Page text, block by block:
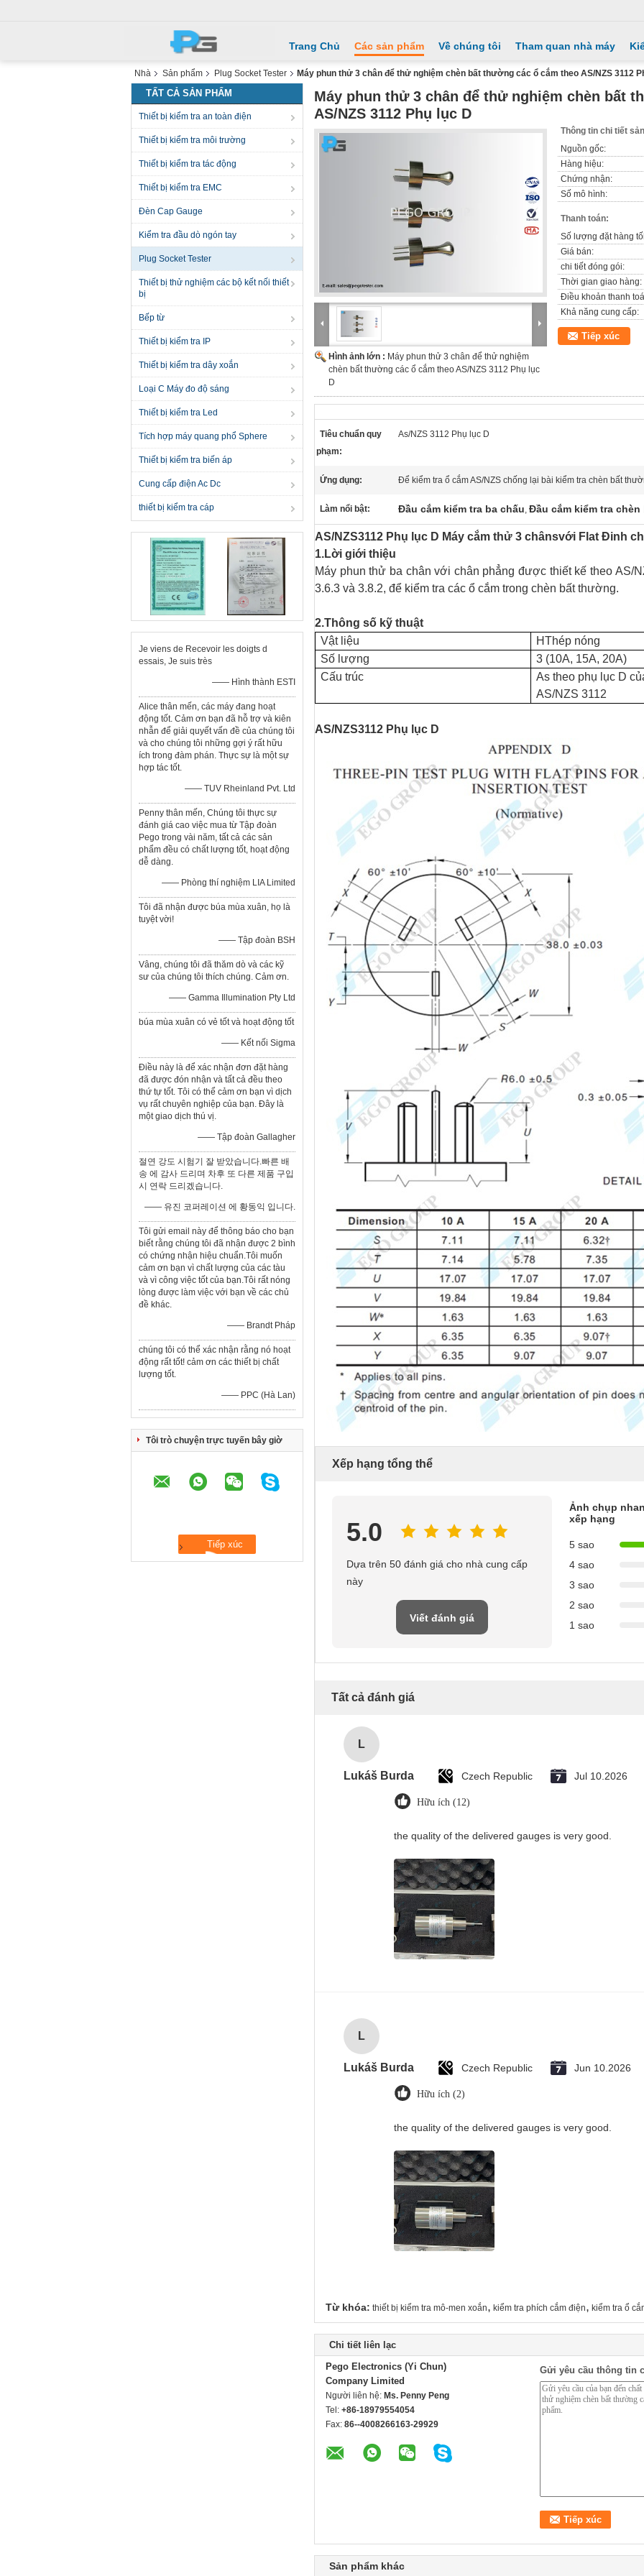
Trang Chủ Các sản phẩm Về chúng tôi Tham quan nhà máy
Nhà Sản phẩm Plug Socket Tester Máy phun thử 3 chân để thử nghiệm chèn bất thường các ổ cắm theo AS/NZS 3112
TẤT CẢ SẢN PHẨM
Thiết bị kiểm tra an toàn điện
Thiết bị kiểm tra môi trường
Thiết bị kiểm tra tác động
Thiết bị kiểm tra EMC
Đèn Cap Gauge
Kiểm tra đầu dò ngón tay
Plug Socket Tester
Thiết bị thử nghiệm các bộ kết nối thiết
bị
Bếp từ
Thiết bị kiểm tra IP
Thiết bị kiểm tra dây xoắn
Loại C Máy đo độ sáng
Thiết bị kiểm tra Led
Tích hợp máy quang phổ Sphere
Thiết bị kiểm tra biến áp
Cung cấp điện Ac Dc
thiết bị kiểm tra cáp
Je viens de Recevoir les doigts d
essais, Je suis très
—— Hình thành ESTI
Alice thân mến, các máy đang hoạt
động tốt. Cảm ơn bạn đã hỗ trợ và kiên
nhẫn để giải quyết vấn đề của chúng tôi
và cho chúng tôi những gợi ý rất hữu
ích trong đàm phán. Thực sự là một sự
hợp tác tốt.
—— TUV Rheinland Pvt. Ltd
Penny thân mến, Chúng tôi thực sự
đánh giá cao việc mua từ Tập đoàn
Pego trong vài năm, tất cả các sản
phẩm đều có chất lượng tốt, hoạt động
dễ dàng.
—— Phòng thí nghiệm LIA Limited
Tôi đã nhận được búa mùa xuân, họ là
tuyệt vời!
—— Tập đoàn BSH
Vâng, chúng tôi đã thăm dò và các kỹ
sư của chúng tôi thích chúng. Cảm ơn.
—— Gamma Illumination Pty Ltd
búa mùa xuân có vẻ tốt và hoạt động tốt
—— Kết nối Sigma
Điều này là để xác nhận đơn đặt hàng
đã được đón nhận và tất cả đều theo
thứ tự tốt. Tôi có thể cảm ơn bạn vì dịch
vụ rất chuyên nghiệp của bạn. Đây là
một giao dịch thú vị.
—— Tập đoàn Gallagher
절연 강도 시험기 잘 받았습니다.빠른 배
송 에 감사 드리며 차후 또 다른 제품 구입
시 연락 드리겠습니다.
—— 유진 코퍼레이션 에 황동익 입니다.
Tôi gửi email này để thông báo cho bạn
biết rằng chúng tôi đã nhận được 2 bình
có chứng nhận hiệu chuẩn.Tôi muốn
cảm ơn bạn vì chất lượng của các tàu
và vì công việc tốt của bạn.Tôi rất nóng
lòng được làm việc với bạn về các chủ
đề khác.
—— Brandt Pháp
chúng tôi có thể xác nhận rằng nó hoạt
động rất tốt! cảm ơn các thiết bị chất
lượng tốt.
—— PPC (Hà Lan)
Tôi trò chuyện trực tuyến bây giờ
Máy phun thử 3 chân để thử nghiệm chèn bất
AS/NZS 3112 Phụ lục D
Hình ảnh lớn : Máy phun thử 3 chân để thử nghiệm
chèn bất thường các ổ cắm theo AS/NZS 3112 Phụ lục
D
Thông tin chi tiết
Nguồn gốc:
Hàng hiệu:
Chứng nhận:
Số mô hình:
Thanh toán:
Số lượng đặt hàng
Giá bán:
chi tiết đóng gói:
Thời gian giao hàng:
Điều khoản thanh
Khả năng cung cấp:
Tiếp xúc
Tiêu chuẩn quy
phạm:
As/NZS 3112 Phụ lục D
Ứng dụng: Để kiểm tra ổ cắm AS/NZS chống lại bài kiểm tra chèn bất
Làm nổi bật: Đầu cắm kiểm tra ba chấu, Đầu cắm kiểm tra
AS/NZS3112 Phụ lục D Máy cắm thử 3 chânsvới Flat Đinh
1.Lời giới thiệu
Máy phun thử ba chân với chân phẳng được thiết kế theo AS/
3.6.3 và 3.8.2, để kiểm tra các ổ cắm trong chèn bất thường.
2.Thông số kỹ thuật
Vật liệu
HThép nóng
Số lượng
3 (10A, 15A, 20A)
Cấu trúc
As theo phụ lục D
AS/NZS 3112
AS/NZS3112 Phụ lục D
Xếp hạng tổng thể
5.0
Dựa trên 50 đánh giá cho nhà cung cấp
này
Viết đánh giá
Ảnh chụp
xếp hạng
5 sao
4 sao
3 sao
2 sao
1 sao
Tất cả đánh giá
L
Lukáš Burda Czech Republic Jul 10.2026
Hữu ích (12)
the quality of the delivered gauges is very good.
L
Lukáš Burda Czech Republic Jun 10.2026
Hữu ích (2)
the quality of the delivered gauges is very good.
Từ khóa: thiết bị kiểm tra mô-men xoắn, kiểm tra phích cắm điện, kiểm tra ổ
Chi tiết liên lạc
Pego Electronics (Yi Chun)
Company Limited
Người liên hệ: Ms. Penny Peng
Tel: +86-18979554054
Fax: 86--4008266163-29929
Gửi yêu cầu thông tin
Sản phẩm khác